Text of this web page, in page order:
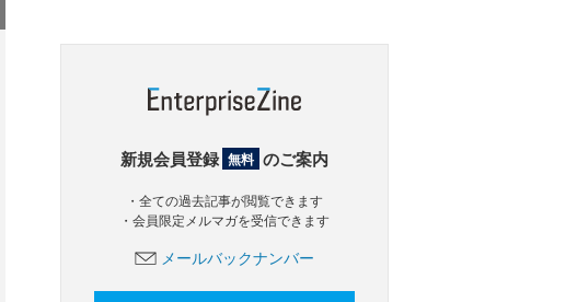
新規会員登録 無料 のご案内
・全ての過去記事が閲覧できます
・会員限定メルマガを受信できます
メールバックナンバー